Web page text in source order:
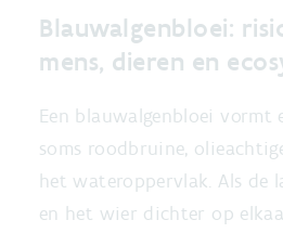
Blauwalgenbloei:
mens, dieren en
Een blauwalgenbloei vormt
soms roodbruine,
het wateroppervlak. Als de
en het wier dichter op